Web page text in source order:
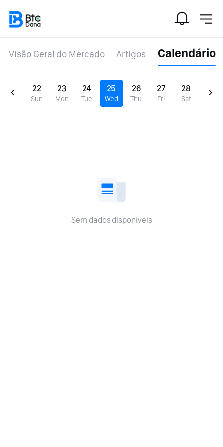
Visão Geral do Mercado Artigos Calendário
22
Sun
23
Mon
24
Tue
25
Wed
26
Thu
27
Fri
28
Sat
Sem dados disponíveis